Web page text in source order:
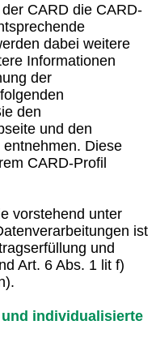
CARD die CARD-
dabei weitere
Informationen
der
den
und den
Diese
CARD-Profil
vorstehend unter
ist
und
Art. 6 Abs. 1 lit f)
individualisierte